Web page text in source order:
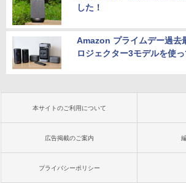
した！
Amazon プライムデー過去
ロジェクター3モデルを使
本サイトのご利用について
広告掲載のご案内
プライバシーポリシー